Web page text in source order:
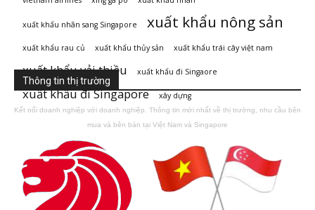
xuất khẩu nhãn sang Singapore xuất khẩu nông sản
xuất khẩu rau củ xuất khẩu thủy sản xuất khẩu trái cây việt nam
xuất khẩu vải thiều xuất khẩu đi Singaore
xuất khẩu đi Singapore xây dựng
Thông tin thị trường
Kết nối doanh nghiệp với doanh nghiệp. Thông tin mới nhất về thị trường, nhu cầu bên
mua và bên bán tại Việt Nam và Singapore